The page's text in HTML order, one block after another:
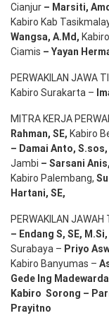
Cianjur – Marsiti, Amd
Kabiro Kab
Wangsa, A.Md ,
Ciamis – Yayan
PERWAKILAN JAWA
Kabiro Surakarta –
MITRA KERJA
Rahman, SE, Kabiro
– Damai Anto, S.sos,
Jambi – Sarsani Anis,
Kabiro Palembang,
Hartani, SE,
PERWAKILAN JAWAH
– Endang S, SE, M.Si,
Surabaya – Priyo
Kabiro Banyumas –
Gede Ing
Kabiro Sorong –
Prayitno